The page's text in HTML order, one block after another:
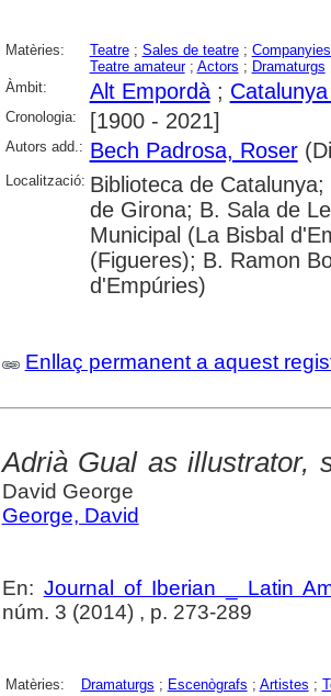
Matèries: Teatre; Sales de teatre;
Teatre amateur; Actors ; Dramaturgs
Àmbit:
Alt Empordà;
Cronologia: [1900 - 2021]
Autors add.: Bech Padrosa, Roser
Localització: Biblioteca de
de Girona; B. Sala de
Municipal (La Bisbal
(Figueres); B. Ramon
d'Empúries)
Enllaç permanent a aquest
Adrià Gual as illustrator,
David George
George, David
En: Journal of Iberian _ Latin
núm. 3 (2014) , p. 273-289
Matèries: Dramaturgs ; Escenògrafs ; Artistes ;